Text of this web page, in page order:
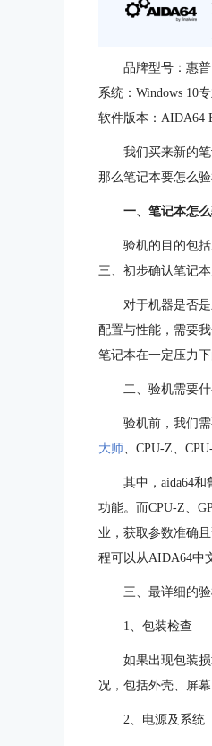
品牌型号：惠普
系统：Windows 10
软件版本：AIDA64
我们买来新的
那么笔记本要怎么
一、笔记本怎
验机的目的包
三、初步确认笔记本
对于机器是否
配置与性能，需要
笔记本在一定压力下
二、验机需要
验机前，我们
大师、CPU-Z、CPU-
其中，aida64
功能。而CPU-Z、
业，获取参数准确
程可以从AIDA64中
三、最详细的
1、包装检查
如果出现包装
况，包括外壳、屏
2、电源及系统